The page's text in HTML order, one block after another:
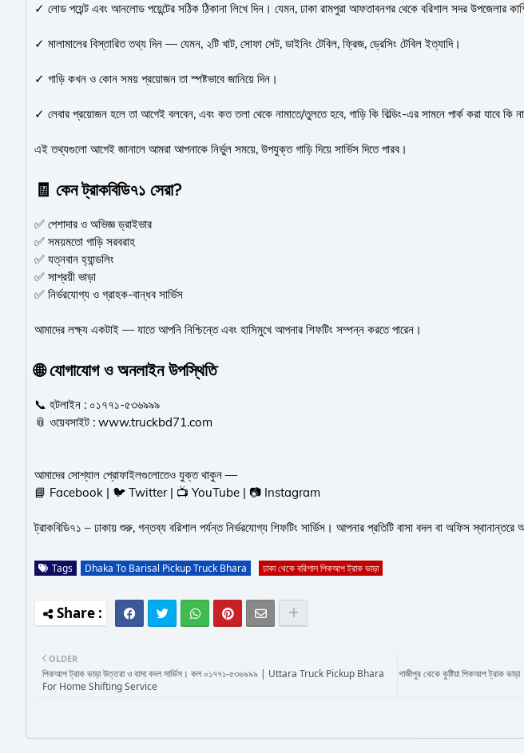
✓ লোড পয়েন্ট এবং আনলোড পয়েন্টের সঠিক ঠিকানা লিখে দিন। যেমন, ঢাকা রামপুরা আফতাবনগর থেকে বরিশাল সদর উপজেলার
✓ মালামালের বিস্তারিত তথ্য দিন — যেমন, ২টি খাট, সোফা সেট, ডাইনিং টেবিল, ফ্রিজ, ড্রেসিং টেবিল ইত্যাদি।
✓ গাড়ি কখন ও কোন সময় প্রয়োজন তা স্পষ্টভাবে জানিয়ে দিন।
✓ লেবার প্রয়োজন হলে তা আগেই বলবেন, এবং কত তলা থেকে নামাতে/তুলতে হবে, গাড়ি কি বিল্ডিং-এর সামনে পার্ক করা যাবে
এই তথ্যগুলো আগেই জানালে আমরা আপনাকে নির্ভুল সময়ে, উপযুক্ত গাড়ি দিয়ে সার্ভিস দিতে পারব।
🧾 কেন ট্রাকবিডি৭১ সেরা?
✅ পেশাদার ও অভিজ্ঞ ড্রাইভার
✅ সময়মতো গাড়ি সরবরাহ
✅ যত্নবান হ্যান্ডলিং
✅ সাশ্রয়ী ভাড়া
✅ নির্ভরযোগ্য ও গ্রাহক-বান্ধব সার্ভিস
আমাদের লক্ষ্য একটাই — যাতে আপনি নিশ্চিন্তে এবং হাসিমুখে আপনার শিফটিং সম্পন্ন করতে পারেন।
🌐 যোগাযোগ ও অনলাইন উপস্থিতি
📞 হটলাইন : ০১৭৭১-৫৩৬৯৯৯
📎 ওয়েবসাইট : www.truckbd71.com
আমাদের সোশ্যাল প্রোফাইলগুলোতেও যুক্ত থাকুন —
📘 Facebook | 🐦 Twitter | 📺 YouTube | 📷 Instagram
ট্রাকবিডি৭১ – ঢাকায় শুরু, গন্তব্য বরিশাল পর্যন্ত নির্ভরযোগ্য শিফটিং সার্ভিস। আপনার প্রতিটি বাসা বদল বা অফিস
Tags Dhaka To Barisal Pickup Truck Bhara ঢাকা থেকে বরিশাল পিকআপ ট্রাক ভাড়া
গাজীপুর থেকে কুষ্টিয়া পিকআপ
OLDER
পিকআপ ট্রাক ভাড়া উত্তরা ও বাসা বদল সার্ভিস। কল ০১৭৭১-৫৩৬৯৯৯ | Uttara Truck Pickup Bhara
For Home Shifting Service